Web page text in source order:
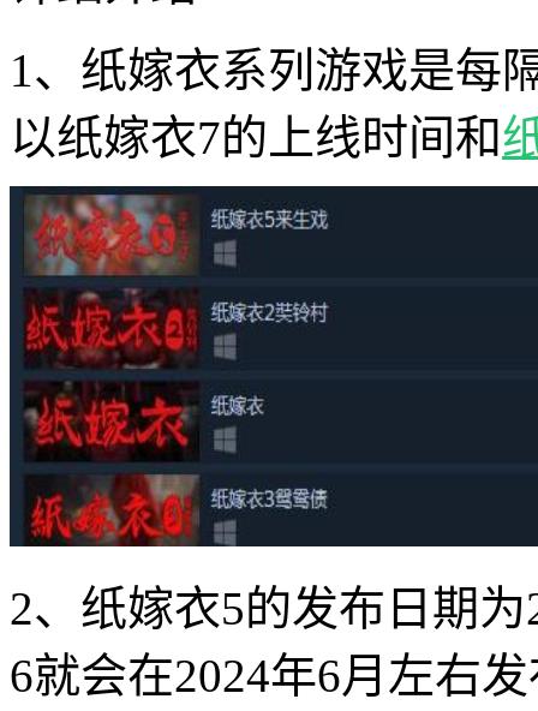
1、纸嫁衣系列游戏是每
以纸嫁衣7的上线时间和
2、纸嫁衣5的发布日期
6就会在2024年6月左右